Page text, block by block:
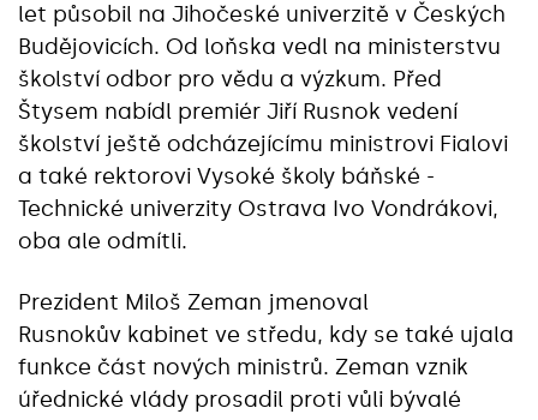
let působil na Jihočeské univerzitě v Českých
Budějovicích. Od loňska vedl na ministerstvu
školství odbor pro vědu a výzkum. Před
Štysem nabídl premiér Jiří Rusnok vedení
školství ještě odcházejícímu ministrovi Fialovi
a také rektorovi Vysoké školy báňské -
Technické univerzity Ostrava Ivo Vondrákovi,
oba ale odmítli.
Prezident Miloš Zeman jmenoval
Rusnokův kabinet ve středu, kdy se také ujala
funkce část nových ministrů. Zeman vznik
úřednické vlády prosadil proti vůli bývalé